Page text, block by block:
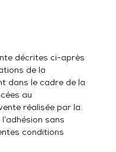
décrites ci-après
de la
dans le cadre de la
au
réalisée par la
sans
conditions